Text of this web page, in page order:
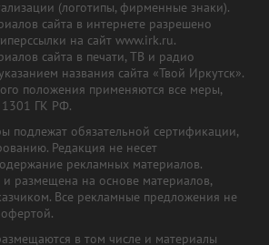
(логотипы, фирменные знаки).
сайта в интернете разрешено
на сайт www.irk.ru.
сайта в печати, ТВ и радио
названия сайта «Твой Иркутск».
положения применяются все меры,
1301 ГК РФ.
подлежат обязательной сертификации,
Редакция не несет
рекламных материалов.
и размещена на основе материалов,
Все рекламные предложения не
в том числе и материалы